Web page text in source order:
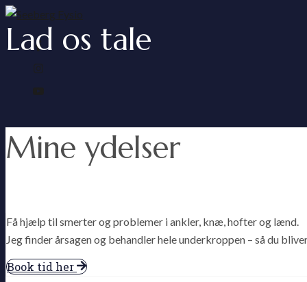
Lad os tale
Mine ydelser
Få hjælp til smerter og problemer i ankler, knæ, hofter og lænd.
Jeg finder årsagen og behandler hele underkroppen – så du
Book tid her